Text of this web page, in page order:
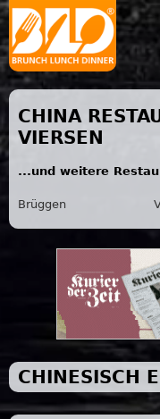
CHINA
VIERSEN
...und weitere
Brüggen
CHINESISCH